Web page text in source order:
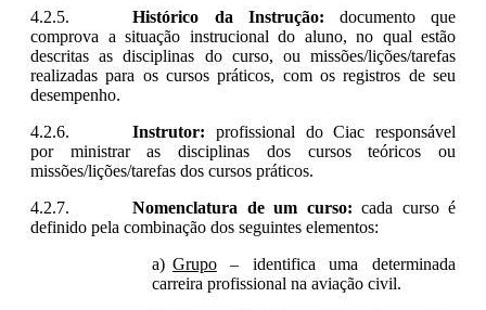
Histórico da Instrução: documento que
comprova a situação instrucional do aluno, no qual estão
descritas as disciplinas do curso, ou missões/lições/tarefas
realizadas para os cursos práticos, com os registros de seu
desempenho.
Instrutor: profissional doCiac responsável
por ministrar as disciplinas dos cursos teóricos ou
missões/lições/tarefas dos cursos práticos.
Nomenclatura de um curso: cada curso é
definido pela combinação dos seguintes elementos:
Grupo– identifica uma determinada
carreira profissional na aviação civil.